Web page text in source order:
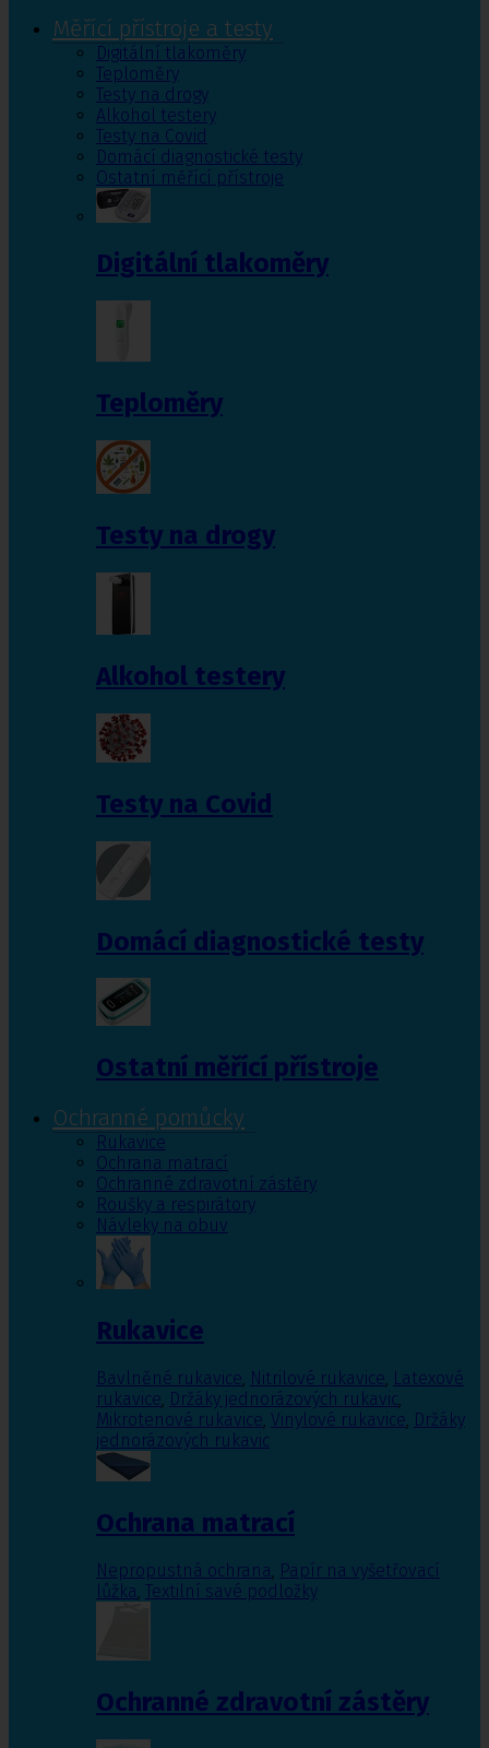
Měřící přístroje a testy
Digitální tlakoměry
Teploměry
Testy na drogy
Alkohol testery
Testy na Covid
Domácí diagnostické testy
Ostatní měřící přístroje
Digitální tlakoměry
Teploměry
Testy na drogy
Alkohol testery
Testy na Covid
Domácí diagnostické testy
Ostatní měřící přístroje
Ochranné pomůcky
Rukavice
Ochrana matrací
Ochranné zdravotní zástěry
Roušky a respirátory
Návleky na obuv
Rukavice
Bavlněné rukavice, Nitrilové rukavice, Latexové
rukavice, Držáky jednorázových rukavic,
Mikrotenové rukavice, Vinylové rukavice, Držáky
jednorázových rukavic
Ochrana matrací
Nepropustná ochrana, Papír na vyšetřovací
lůžka, Textilní savé podložky
Ochranné zdravotní zástěry